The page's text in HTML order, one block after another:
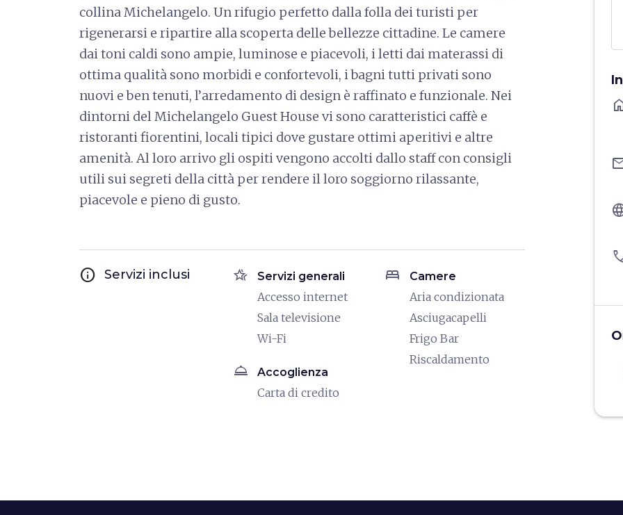
collina Michelangelo. Un rifugio perfetto dalla folla dei turisti per
rigenerarsi e ripartire alla scoperta delle bellezze cittadine. Le camere
dai toni caldi sono ampie, luminose e piacevoli, i letti dai materassi di
ottima qualità sono morbidi e confortevoli, i bagni tutti privati sono
nuovi e ben tenuti, l’arredamento di design è raffinato e funzionale. Nei
dintorni del Michelangelo Guest House vi sono caratteristici caffè e
ristoranti fiorentini, locali tipici dove gustare ottimi aperitivi e altre
amenità. Al loro arrivo gli ospiti vengono accolti dallo staff con consigli
utili sui segreti della città per rendere il loro soggiorno rilassante,
piacevole e pieno di gusto.
info Servizi inclusi hotel_class Servizi generali
Accesso internet
Sala televisione
Wi-Fi
room_service Accoglienza
Carta di credito
bed Camere
Aria condizionata
Asciugacapelli
Frigo Bar
Riscaldamento